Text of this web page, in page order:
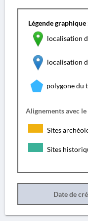
Légende graphique
localisation
localisation
polygone du
Alignements avec
Sites
Sites
Date de